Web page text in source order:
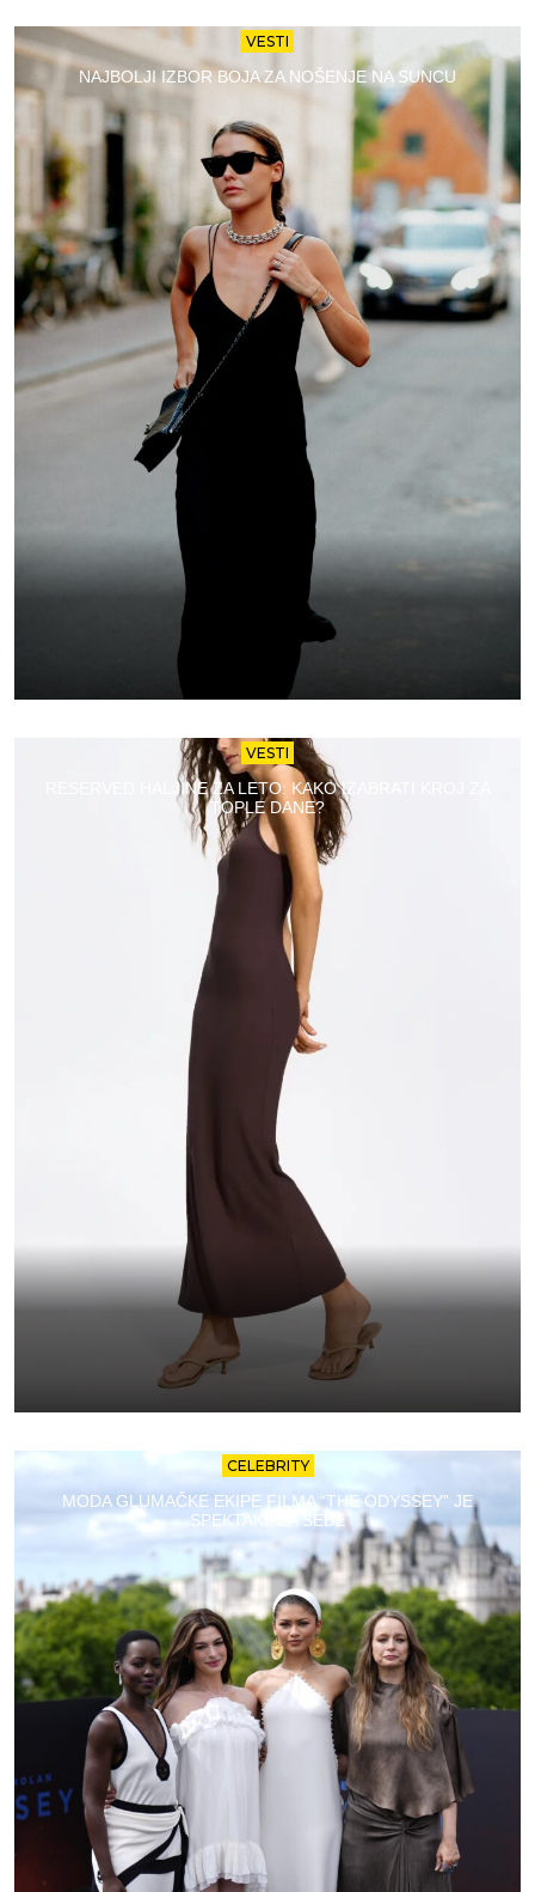
VESTI
NAJBOLJI IZBOR BOJA ZA NOŠENJE NA SUNCU
VESTI
RESERVED HALJINE ZA LETO: KAKO IZABRATI KROJ ZA
TOPLE DANE?
CELEBRITY
MODA GLUMAČKE EKIPE FILMA “THE ODYSSEY” JE
SPEKTAKL ZA SEBE